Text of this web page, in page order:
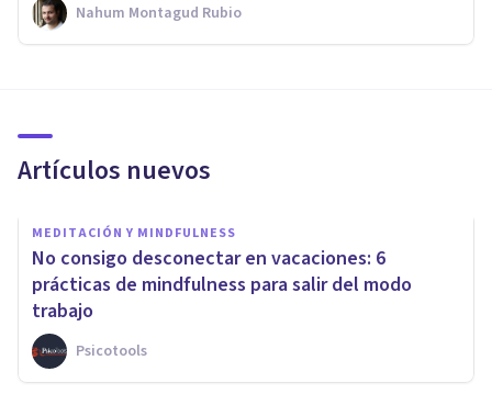
Nahum Montagud Rubio
Artículos nuevos
MEDITACIÓN Y MINDFULNESS
No consigo desconectar en vacaciones: 6
prácticas de mindfulness para salir del modo
trabajo
Psicotools